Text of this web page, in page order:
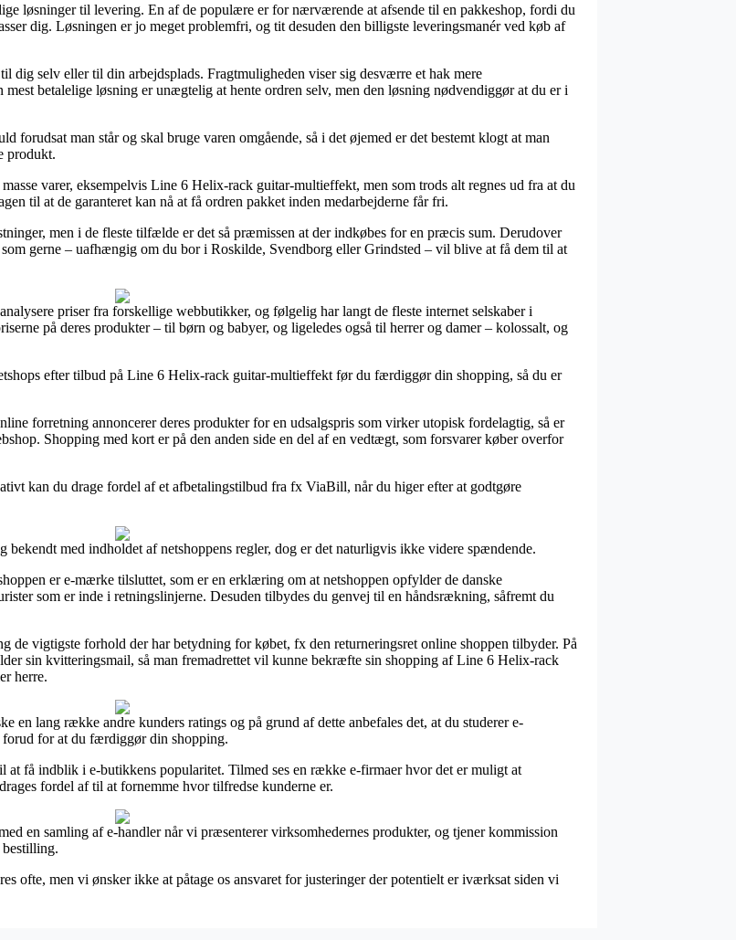
løsninger til levering. En af de populære er for nærværende at afsende til en pakkeshop, fordi du
dig. Løsningen er jo meget problemfri, og tit desuden den billigste leveringsmanér ved køb af
dig selv eller til din arbejdsplads. Fragtmuligheden viser sig desværre et hak mere
betalelige løsning er unægtelig at hente ordren selv, men den løsning nødvendiggør at du er i
forudsat man står og skal bruge varen omgående, så i det øjemed er det bestemt klogt at man
produkt.
varer, eksempelvis Line 6 Helix-rack guitar-multieffekt, men som trods alt regnes ud fra at du
til at de garanteret kan nå at få ordren pakket inden medarbejderne får fri.
men i de fleste tilfælde er det så præmissen at der indkøbes for en præcis sum. Derudover
gerne – uafhængig om du bor i Roskilde, Svendborg eller Grindsted – vil blive at få dem til at
priser fra forskellige webbutikker, og følgelig har langt de fleste internet selskaber i
på deres produkter – til børn og babyer, og ligeledes også til herrer og damer – kolossalt, og
efter tilbud på Line 6 Helix-rack guitar-multieffekt før du færdiggør din shopping, så du er
forretning annoncerer deres produkter for en udsalgspris som virker utopisk fordelagtig, så er
Shopping med kort er på den anden side en del af en vedtægt, som forsvarer køber overfor
kan du drage fordel af et afbetalingstilbud fra fx ViaBill, når du higer efter at godtgøre
med indholdet af netshoppens regler, dog er det naturligvis ikke videre spændende.
er e-mærke tilsluttet, som er en erklæring om at netshoppen opfylder de danske
som er inde i retningslinjerne. Desuden tilbydes du genvej til en håndsrækning, såfremt du
de vigtigste forhold der har betydning for købet, fx den returneringsret online shoppen tilbyder. På
sin kvitteringsmail, så man fremadrettet vil kunne bekræfte sin shopping af Line 6 Helix-rack
herre.
en lang række andre kunders ratings og på grund af dette anbefales det, at du studerer e-
for at du færdiggør din shopping.
at få indblik i e-butikkens popularitet. Tilmed ses en række e-firmaer hvor det er muligt at
fordel af til at fornemme hvor tilfredse kunderne er.
en samling af e-handler når vi præsenterer virksomhedernes produkter, og tjener kommission
bestilling.
ofte, men vi ønsker ikke at påtage os ansvaret for justeringer der potentielt er iværksat siden vi